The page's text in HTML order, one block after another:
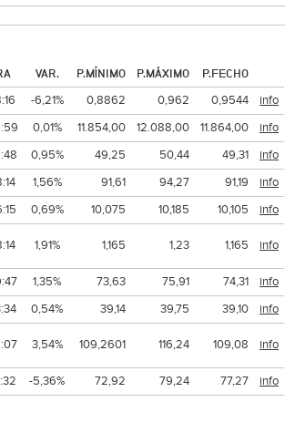
VAR. P.MÍNIMO P.MÁXIMO
P.FECHO
-6,21% 0,8862 0,962 0,9544
info
0,01% 11.854,00 12.088,00 11.864,00
info
0,95% 49,25 50,44 49,31
info
1,56% 91,61 94,27 91,19
info
0,69% 10,075 10,185 10,105
info
1,91% 1,165 1,23 1,165 info
1,35% 73,63 75,91 74,31
info
0,54% 39,14 39,75 39,10
info
3,54% 109,2601 116,24 109,08 info
-5,36% 72,92 79,24 77,27
info